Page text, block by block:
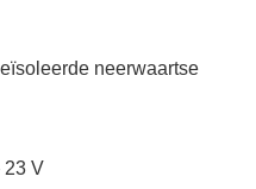
neerwaartse
23 V